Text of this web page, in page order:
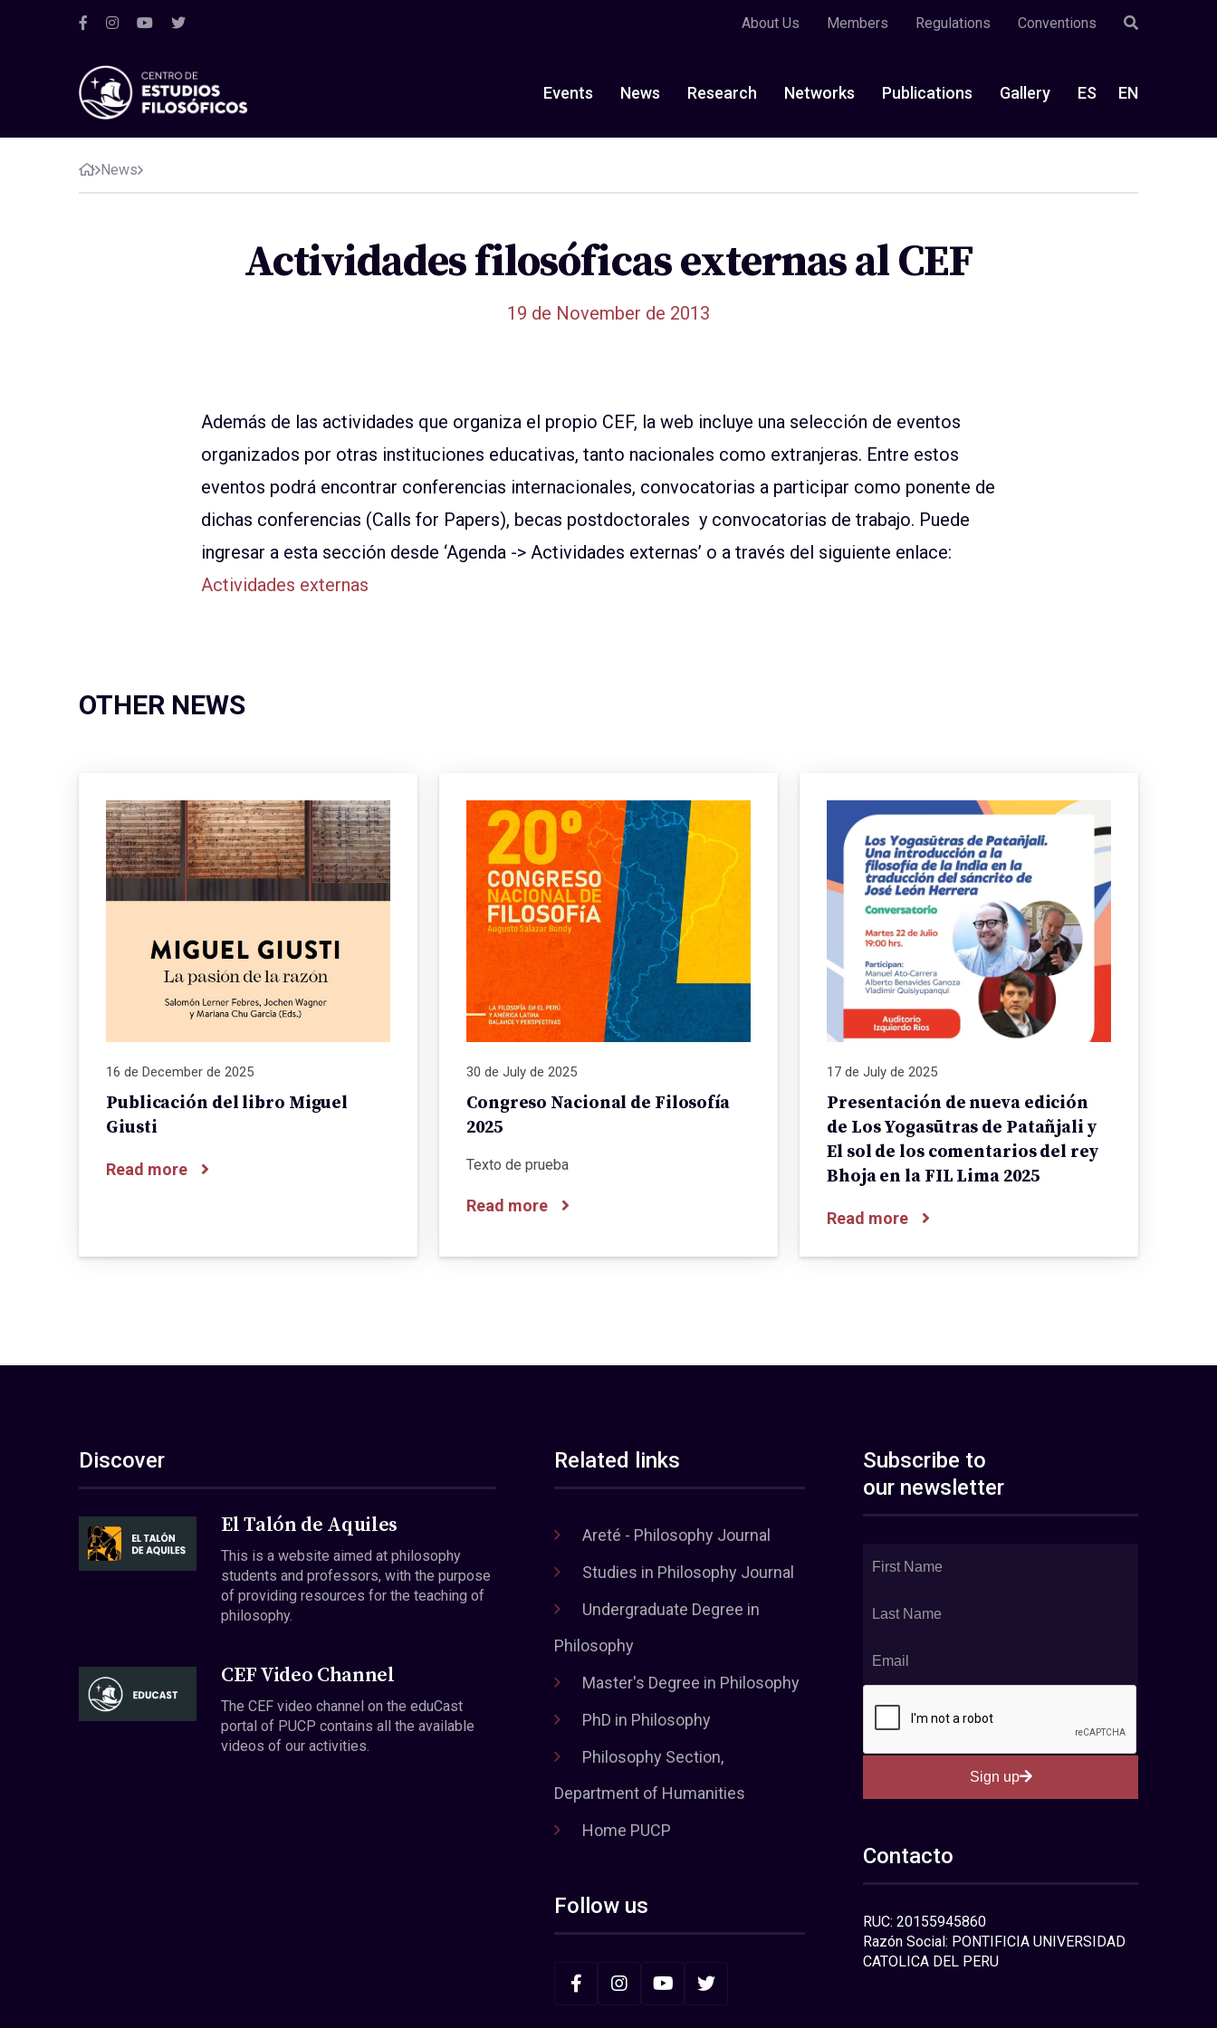
About Us Members Regulations Conventions
Events News Research Networks Publications Gallery ES EN
News
Actividades filosóficas externas al CEF
19 de November de 2013
Además de las actividades que organiza el propio CEF, la web incluye una selección de eventos
organizados por otras instituciones educativas, tanto nacionales como extranjeras. Entre estos
eventos podrá encontrar conferencias internacionales, convocatorias a participar como ponente de
dichas conferencias (Calls for Papers), becas postdoctorales y convocatorias de trabajo. Puede
ingresar a esta sección desde ‘Agenda -> Actividades externas’ o a través del siguiente enlace:
Actividades externas
OTHER NEWS
16 de December de 2025
Publicación del libro Miguel
Giusti
Read more
30 de July de 2025
Congreso Nacional de Filosofía
2025
Texto de prueba
Read more
17 de July de 2025
Presentación de nueva edición
de Los Yogasūtras de Patañjali y
El sol de los comentarios del rey
Bhoja en la FIL Lima 2025
Read more
Discover
El Talón de Aquiles
This is a website aimed at philosophy
students and professors, with the purpose
of providing resources for the teaching of
philosophy.
CEF Video Channel
The CEF video channel on the eduCast
portal of PUCP contains all the available
videos of our activities.
Related links
Areté - Philosophy Journal
Studies in Philosophy Journal
Undergraduate Degree in
Philosophy
Master's Degree in Philosophy
PhD in Philosophy
Philosophy Section,
Department of Humanities
Home PUCP
Follow us
Subscribe to
our newsletter
Sign up
Contacto
RUC: 20155945860
Razón Social: PONTIFICIA UNIVERSIDAD
CATOLICA DEL PERU